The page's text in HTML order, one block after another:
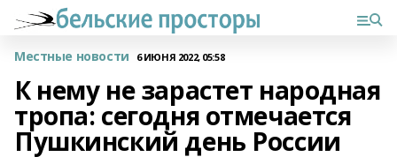
Местные новости 6 ИЮНЯ 2022, 05:58
К нему не зарастет народная
тропа: сегодня отмечается
Пушкинский день России